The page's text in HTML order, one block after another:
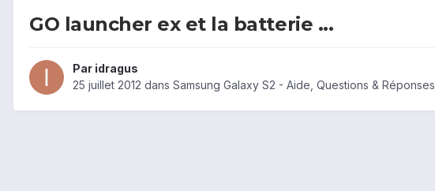
GO launcher ex et la batterie ...
Par idragus
25 juillet 2012 dans Samsung Galaxy S2 - Aide, Questions & Réponses